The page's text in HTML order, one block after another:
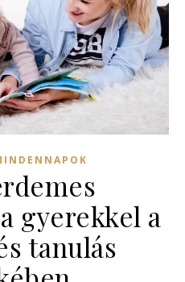
gyerekkel a
tanulás